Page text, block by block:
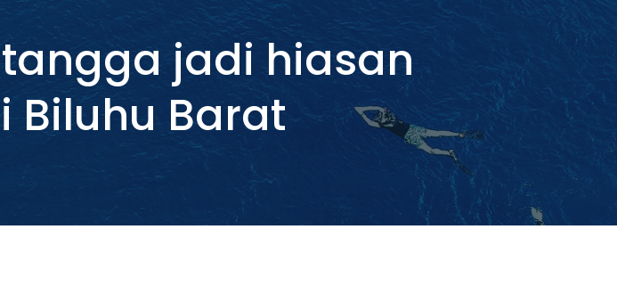
jadi hiasan
Biluhu Barat